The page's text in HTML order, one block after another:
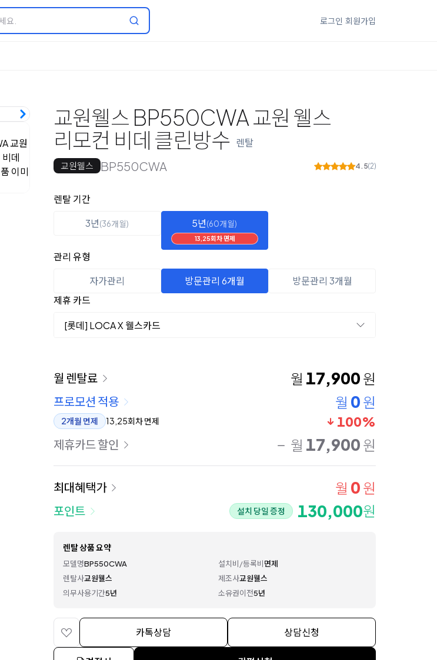
로그인 회원가입
교원웰스 BP550CWA 교원 웰스
리모컨 비데 클린방수 렌탈
교원웰스 BP550CWA 4.5(2)
옵션 선택
렌탈 선택
렌탈 기간
3년(36개월) 5년(60개월)
13,25회차 면제
관리 유형
자가관리
방문관리 6개월
방문관리 3개월
제휴 카드
[롯데] LOCA X 웰스카드
이용 요금
월 렌탈료 월 17,900 원
프로모션 적용 월 0 원
2개월 면제 13,25회차 면제 100%
제휴카드 할인 월 17,900 원
최대혜택가 월 0 원
포인트 설치 당일 증정 130,000원
렌탈 상품 요약
모델명BP550CWA 설치비/등록비면제
렌탈사교원웰스 제조사교원웰스
의무사용기간5년 소유권이전5년
카톡상담 상담신청